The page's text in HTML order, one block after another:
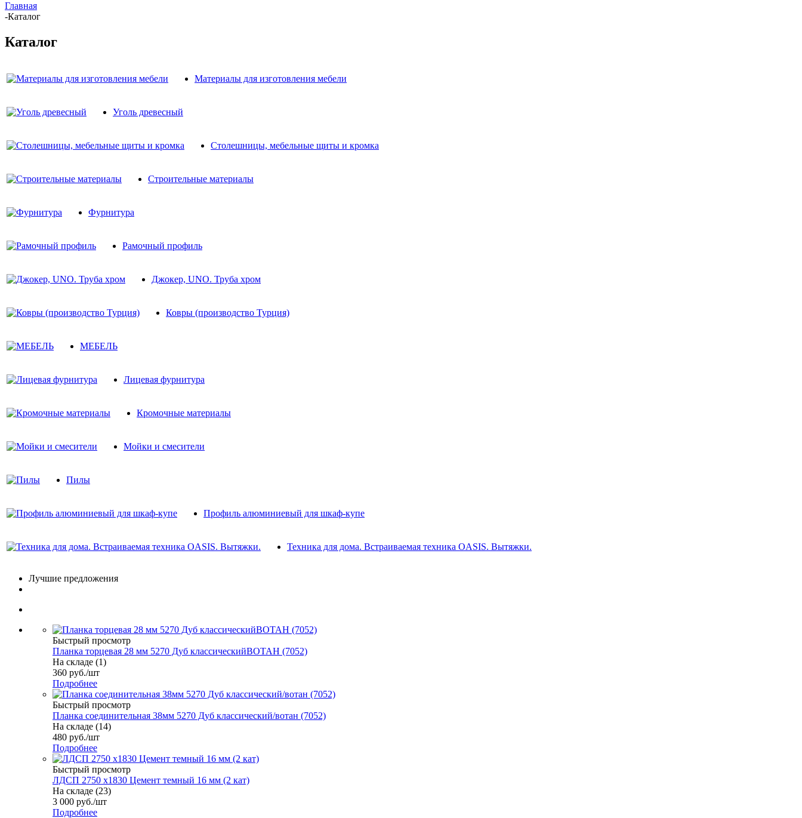
Главная
-Каталог
Каталог
Материалы для изготовления мебели
Уголь древесный
Столешницы, мебельные щиты и кромка
Строительные материалы
Фурнитура
Рамочный профиль
Джокер, UNO. Труба хром
Ковры (производство Турция)
МЕБЕЛЬ
Лицевая фурнитура
Кромочные материалы
Мойки и смесители
Пилы
Профиль алюминиевый для шкаф-купе
Техника для дома. Встраиваемая техника OASIS. Вытяжки.
Лучшие предложения
Быстрый просмотр
Планка торцевая 28 мм 5270 Дуб классическийВОТАН (7052)
На складе (1)
360 руб./шт
Подробнее
Быстрый просмотр
Планка соединительная 38мм 5270 Дуб классический/вотан (7052)
На складе (14)
480 руб./шт
Подробнее
Быстрый просмотр
ЛДСП 2750 х1830 Цемент темный 16 мм (2 кат)
На складе (23)
3 000 руб./шт
Подробнее